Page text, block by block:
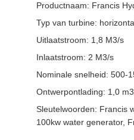
Productnaam: Francis
Typ van turbine:
Uitlaatstroom: 1,8 M3/s
Inlaatstroom: 2 M3/s
Nominale snelheid: 500-
Ontwerpontlading: 1,0
Sleutelwoorden: Francis
100kw water generator,